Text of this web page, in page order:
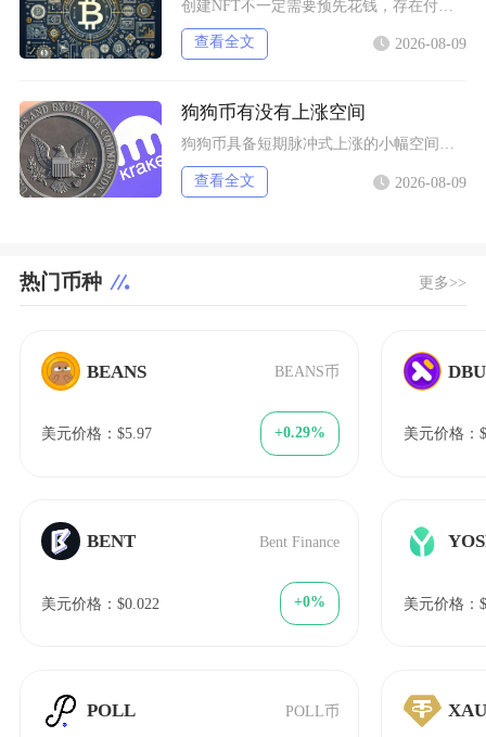
查看全文 2026-08-09
狗狗币有没有上涨空间
狗狗币具备短期脉冲式上涨的小幅空间，但长期很难走出持续性大涨行情，行情分化特征十分明显，仅
查看全文 2026-08-09
热门币种 更多>>
BEANS BEANS币
美元价格：$5.97 +0.29%
BENT Bent Finance
美元价格：$0.022 +0%
POLL POLL币
美元价格：
美元价格：